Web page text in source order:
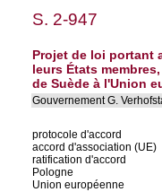
S. 2-947
Projet de loi portant
leurs États
de Suède à l'Union
Gouvernement G.
protocole d'accord
accord d'association (UE)
ratification d'accord
Pologne
Union européenne